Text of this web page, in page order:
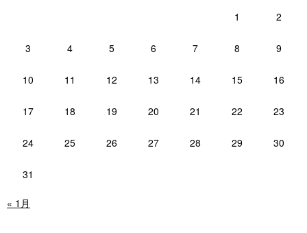
1 2
3 4 5 6 7 8 9
10 11 12 13 14 15 16
17 18 19 20 21 22 23
24 25 26 27 28 29 30
31
« 1月